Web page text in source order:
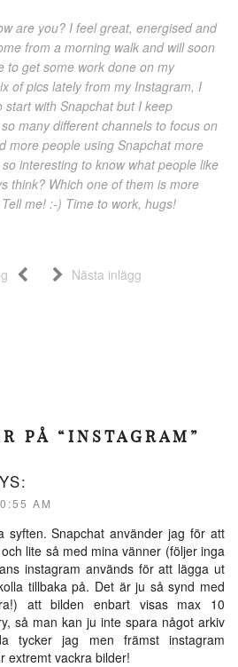
are you? I feel great, energised and
from a morning walk and will soon
to get some work done on my
of pics lately from my Instagram, I
with Snapchat but I keep
many different channels to focus on
more people using Snapchat more
interesting to know what people like
think? Which one of them is more
me! :-) Time to work, hugs!
Nästa inlägg
PÅ “INSTAGRAM”
AM
syften. Snapchat använder jag för att
lite så med mina vänner (följer inga
instagram används för att lägga ut
tillbaka på. Det är ju så synd med
att bilden enbart visas max 10
så man kan ju inte spara något arkiv
tycker jag men främst instagram
extremt vackra bilder!